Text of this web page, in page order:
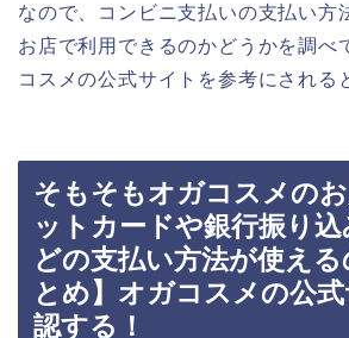
なので、コンビニ支払いの支払い方
お店で利用できるのかどうかを調べ
コスメの公式サイトを参考にされる
そもそもオガコスメの
ットカードや銀行振り
どの支払い方法が使える
とめ】オガコスメの公
認する！